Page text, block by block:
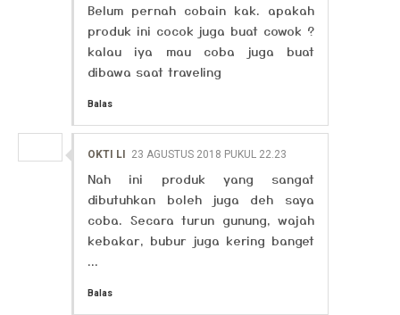
Belum pernah cobain kak. apakah
produk ini cocok juga buat cowok ?
kalau iya mau coba juga buat
dibawa saat traveling
Balas
OKTI LI 23 AGUSTUS 2018 PUKUL 22.23
Nah ini produk yang sangat
dibutuhkan boleh juga deh saya
coba. Secara turun gunung, wajah
kebakar, bubur juga kering banget
...
Balas